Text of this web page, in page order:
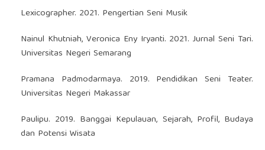
Lexicographer. 2021. Pengertian Seni Musik
Nainul Khutniah, Veronica Eny Iryanti. 2021. Jurnal Seni Tari.
Universitas Negeri Semarang
Pramana Padmodarmaya. 2019. Pendidikan Seni Teater.
Universitas Negeri Makassar
Paulipu. 2019. Banggai Kepulauan, Sejarah, Profil, Budaya
dan Potensi Wisata